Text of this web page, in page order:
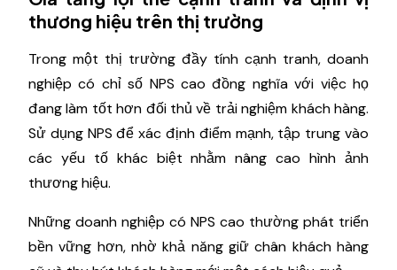
thương hiệu trên thị trường
Trong một thị trường đầy tính cạnh tranh, doanh
nghiệp có chỉ số NPS cao đồng nghĩa với việc họ
đang làm tốt hơn đối thủ về trải nghiệm khách hàng.
Sử dụng NPS để xác định điểm mạnh, tập trung vào
các yếu tố khác biệt nhằm nâng cao hình ảnh
thương hiệu.
Những doanh nghiệp có NPS cao thường phát triển
bền vững hơn, nhờ khả năng giữ chân khách hàng